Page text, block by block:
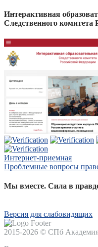
Интерактивная
Следственного комитета
Интернет-приемная
Проблемные вопросы
Мы вместе. Сила в
Версия для слабовидящих
2015-2026 © СПб